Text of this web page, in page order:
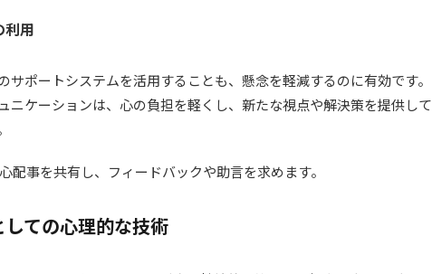
利用
サポートシステムを活用することも、懸念を軽減するのに有効です。
ニケーションは、心の負担を軽くし、新たな視点や解決策を提供して
配事を共有し、フィードバックや助言を求めます。
ての心理的な技術